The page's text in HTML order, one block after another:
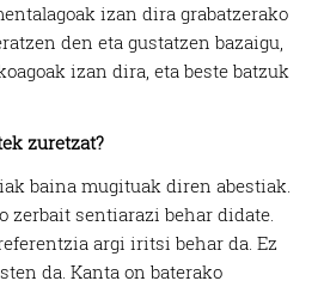
izan dira grabatzerako
den eta gustatzen bazaigu,
izan dira, eta beste batzuk
zuretzat?
baina mugituak diren abestiak.
zerbait sentiarazi behar didate.
argi iritsi behar da. Ez
da. Kanta on baterako